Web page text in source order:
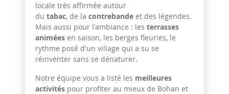
locale très affirmée autour
du tabac, de la contrebande et des légendes.
Mais aussi pour l'ambiance : les terrasses
animées en saison, les berges fleuries, le
rythme posé d'un village qui a su se
réinventer sans se dénaturer.
Notre équipe vous a listé les meilleures
activités pour profiter au mieux de Bohan et